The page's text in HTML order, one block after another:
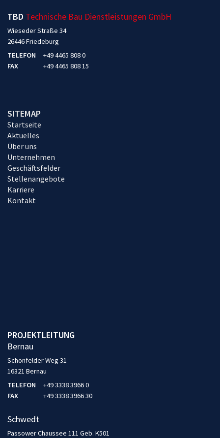
TBD Technische Bau Dienstleistungen GmbH
Wieseder Straße 34
26446 Friedeburg
TELEFON
+49 4465 808 0
FAX
+49 4465 808 15
SITEMAP
Startseite
Aktuelles
Über uns
Unternehmen
Geschäftsfelder
Stellenangebote
Karriere
Kontakt
PROJEKTLEITUNG
Bernau
Schönfelder Weg 31
16321 Bernau
TELEFON
+49 3338 3966 0
FAX
+49 3338 3966 30
Schwedt
Passower Chaussee 111 Geb. K501